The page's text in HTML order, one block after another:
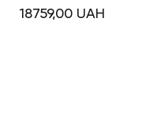
18759,00 UAH